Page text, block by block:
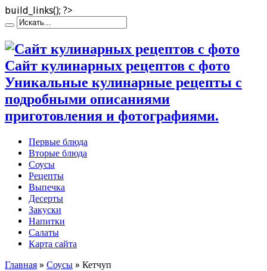
build_links(); ?>
Сайт кулинарных рецептов с фото
Уникальные кулинарные рецепты с
подробными описаниями
приготовления и фотографиями.
Первые блюда
Вторые блюда
Соусы
Рецепты
Выпечка
Десерты
Закуски
Напитки
Салаты
Карта сайта
Главная » Соусы » Кетчуп